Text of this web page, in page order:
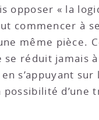
opposer « la
commencer à
même pièce.
réduit jamais
s’appuyant
d’une